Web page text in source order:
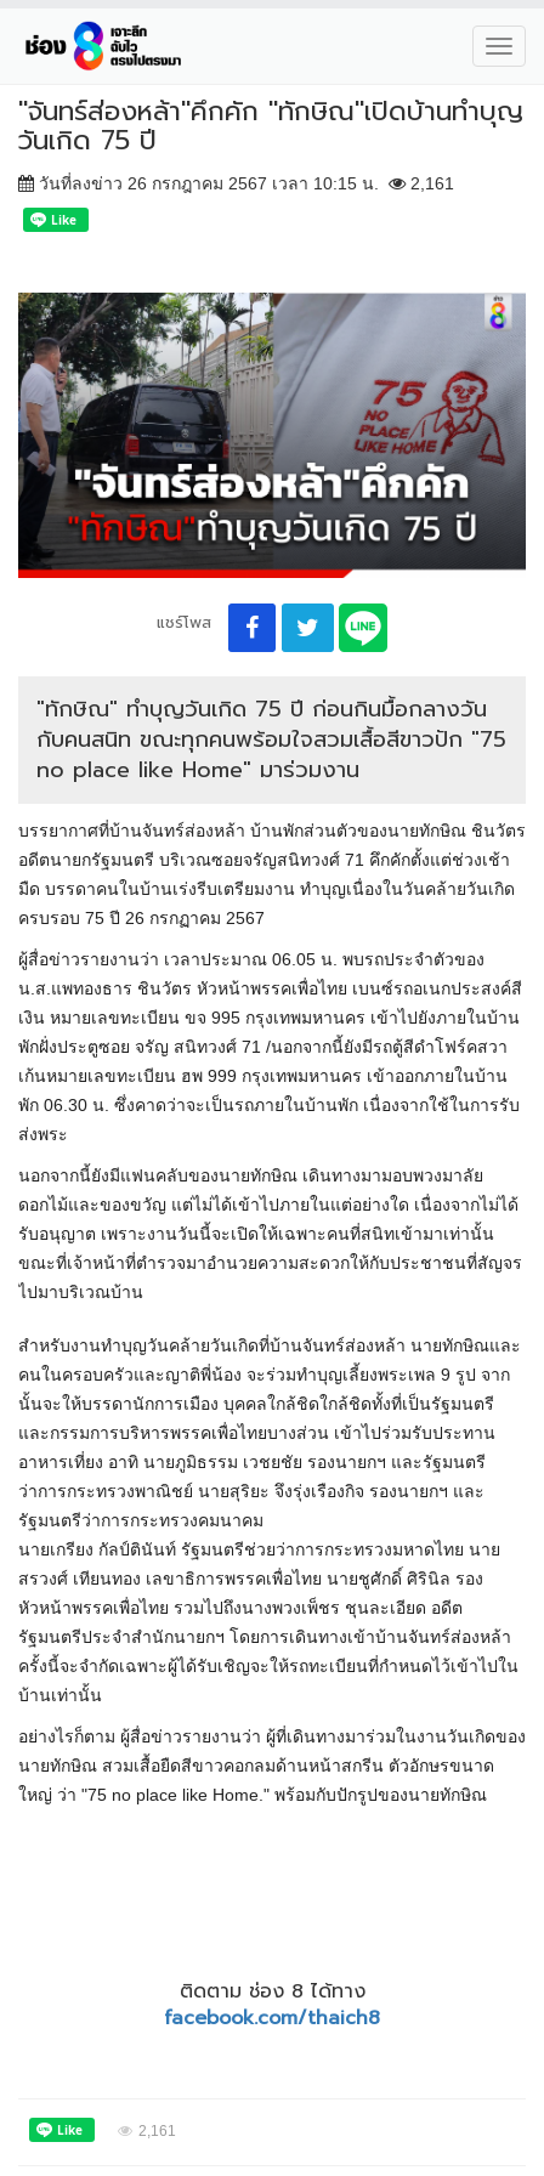
"จันทร์ส่องหล้า"คึกคัก "ทักษิณ"เปิดบ้านทำบุญ
วันเกิด 75 ปี
วันที่ลงข่าว 26 กรกฎาคม 2567 เวลา 10:15 น. 2,161
แชร์โพส
"ทักษิณ​" ทำบุญ​วันเกิด 75 ปี ก่อนกินมื้อกลางวัน
กับคนสนิท​ ขณะทุกคนพร้อมใจสวมเสื้อสีขาว​ปัก​ "75
no place like Home" มาร่วมงาน
บรรยากาศที่บ้านจันทร์​ส่อง​หล้า​ บ้านพักส่วนตัวของนายทักษิณ​ ชิน​วัตร​
อดีต​นายก​รัฐมนตรี​ บริเวณซอยจรัญ​สนิท​วงศ์​ 71 คึกคักตั้งแต่ช่วงเช้า
มืด บรรดาคนในบ้านเร่งรีบเตรียมงาน ทำบุญเนื่องในวันคล้ายวันเกิด​
ครบรอบ​ 75 ปี​ 26 กรกฏาคม​ 2567
ผู้สื่อข่าวรายงานว่า เวลาประมาณ​ 06.05 น.​ พบรถประจำตัวของ
น.ส.แพทองธาร​ ชิน​วัตร​ หัวหน้าพรรคเพื่อไทย​ เบนซ์รถอเนกประสงค์​สี
เงิน​ หมายเลขทะเบียน​ ขจ 995 กรุงเทพมหานคร​ เข้าไปยังภายในบ้าน
พักฝั่งประตูซอย​ จ​รัญ​ สนิท​วงศ์​ 71​ /นอกจากนี้ยังมีรถตู้สีดำโฟร์คสวา
เก้นหมายเลขทะเบียน​ ฮพ​ 999 กรุงเทพมหานคร​ เข้าออกภายในบ้าน
พัก​ 06.30​ น.​ ซึ่งคาดว่าจะเป็นรถภายในบ้านพัก​ เนื่องจากใช้ในการรับ
ส่งพระ
นอกจากนี้ยังมีแฟนคลับ​ของนายทักษิณ เดินทางมามอบพวงมาลัย
ดอกไม้และของขวัญ แต่ไม่ได้เข้าไปภายในแต่อย่างใด เนื่องจากไม่ได้
รับอนุญาต เพราะงานวันนี้จะเปิดให้เฉพาะคนที่สนิทเข้ามาเท่านั้น
ขณะที่เจ้าหน้าที่ตำรวจมาอำนวยความสะดวกให้กับประชาชนที่สัญจร
ไปมาบริเวณบ้าน
สำหรับงานทำบุญวันคล้ายวันเกิดที่บ้านจันทร์ส่องหล้า นายทักษิณและ
คนในครอบครัวและญาติพี่น้อง จะร่วมทำบุญเลี้ยงพระเพล 9 รูป จาก
นั้นจะให้บรรดานักการเมือง บุคคลใกล้ชิดใกล้ชิดทั้งที่เป็นรัฐมนตรี
และกรรมการบริหารพรรคเพื่อไทยบางส่วน เข้าไปร่วมรับประทาน
อาหารเที่ยง อาทิ นาย​ภูมิธรรม​ ​เวชย​ชัย​ รอง​นายก​ฯ และ​รัฐมนตรี
ว่าการกระทรวงพาณิชย์​ นายสุริยะ จึงรุ่งเรืองกิจ รองนายกฯ และ
รัฐมนตรีว่าการกระทรวงคมนาคม
นายเกรียง กัลป์ตินันท์ รัฐมนตรีช่วยว่าการกระทรวงมหาดไทย นาย
สรวงศ์ เทียนทอง เลขาธิการพรรคเพื่อไทย นายชูศักดิ์ ศิรินิล รอง
หัวหน้าพรรคเพื่อไทย รวมไปถึงนางพวงเพ็ชร​ ชุน​ละเอียด​ อดีต
รัฐมนตรีประจำ​สำนักนายกฯ โดยการเดินทางเข้าบ้านจันทร์ส่องหล้า
ครั้งนี้จะจำกัดเฉพาะผู้ได้รับเชิญจะให้รถทะเบียนที่กำหนดไว้เข้าไปใน
บ้านเท่านั้น
อย่างไรก็ตาม ผู้สื่อข่าวรายงานว่า ผู้ที่เดินทางมาร่วมในงานวันเกิดของ
นายทักษิณ สวมเสื้อยืดสีขาวคอกลมด้านหน้าสกรีน ตัวอักษรขนาด
ใหญ่​ ว่า "​75 no place like Home.​" พร้อมกับปักรูปของนายทักษิณ
ติดตาม ช่อง 8 ได้ทาง
facebook.com/thaich8
2,161